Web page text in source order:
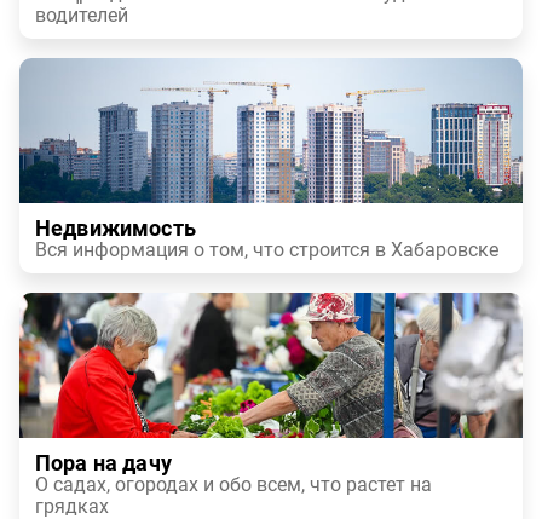
водителей
Недвижимость
Вся информация о том, что строится в Хабаровске
Пора на дачу
О садах, огородах и обо всем, что растет на
грядках